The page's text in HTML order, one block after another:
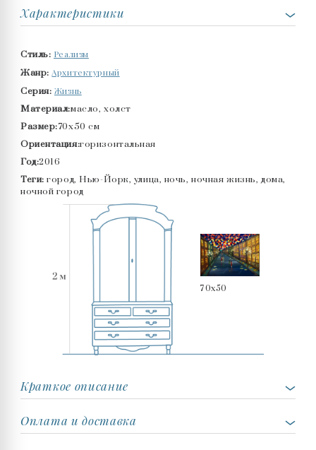
Характеристики
Стиль: Реализм
Жанр: Архитектурный
Серия: Жизнь
Материал:масло, холст
Размер:70x50 см
Ориентация:горизонтальная
Год:2016
Теги: город, Нью-Йорк, улица, ночь, ночная жизнь, дома,
ночной город
70x50
Краткое описание
Оплата и доставка